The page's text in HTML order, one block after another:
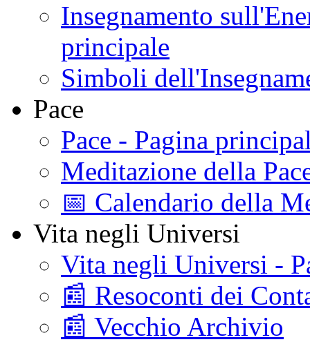
Insegnamento
principale
Simboli
Pace
Pace - Pagina
Meditazione della
📅 Calendario della
Vita negli Universi
Vita negli Universi -
📰 Resoconti dei
📰 Vecchio Archivio